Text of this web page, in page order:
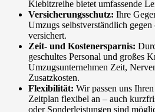
Kiebitzreihe bietet umfassende
Versicherungsschutz: Ihre
Umzugs selbstverständlich gegen
versichert.
Zeit- und Kostenersparnis:
geschultes Personal und großes
Umzugsunternehmen Zeit,
Zusatzkosten.
Flexibilität: Wir passen uns
Zeitplan flexibel an – auch
oder Sonderleistungen sind